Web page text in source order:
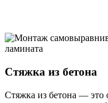
Стяжка из бетона
Стяжка из бетона — это